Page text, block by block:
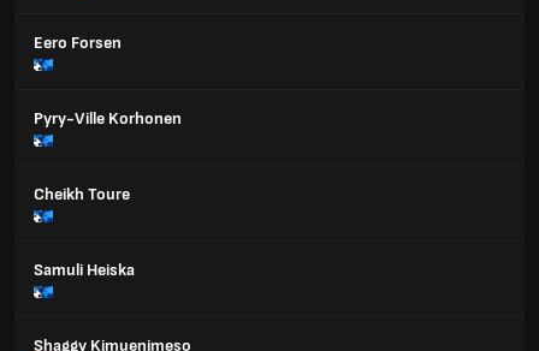
Eero Forsen
Pyry-Ville Korhonen
Cheikh Toure
Samuli Heiska
Shaggy Kimuenimeso